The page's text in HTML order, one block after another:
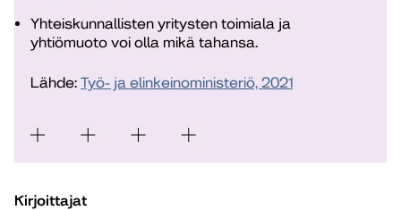
Yhteiskunnallisten yritysten toimiala ja
yhtiömuoto voi olla mikä tahansa.
Lähde: Työ- ja elinkeinoministeriö, 2021
Kirjoittajat